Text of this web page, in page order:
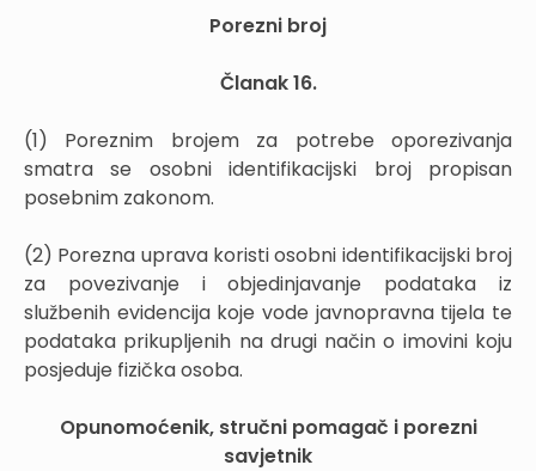
Porezni broj
Članak 16.
(1) Poreznim brojem za potrebe oporezivanja
smatra se osobni identifikacijski broj propisan
posebnim zakonom.
(2) Porezna uprava koristi osobni identifikacijski broj
za povezivanje i objedinjavanje podataka iz
službenih evidencija koje vode javnopravna tijela te
podataka prikupljenih na drugi način o imovini koju
posjeduje fizička osoba.
Opunomoćenik, stručni pomagač i porezni
savjetnik